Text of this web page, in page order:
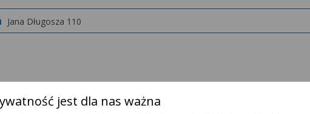
Jana Długosza 110
jest dla nas ważna